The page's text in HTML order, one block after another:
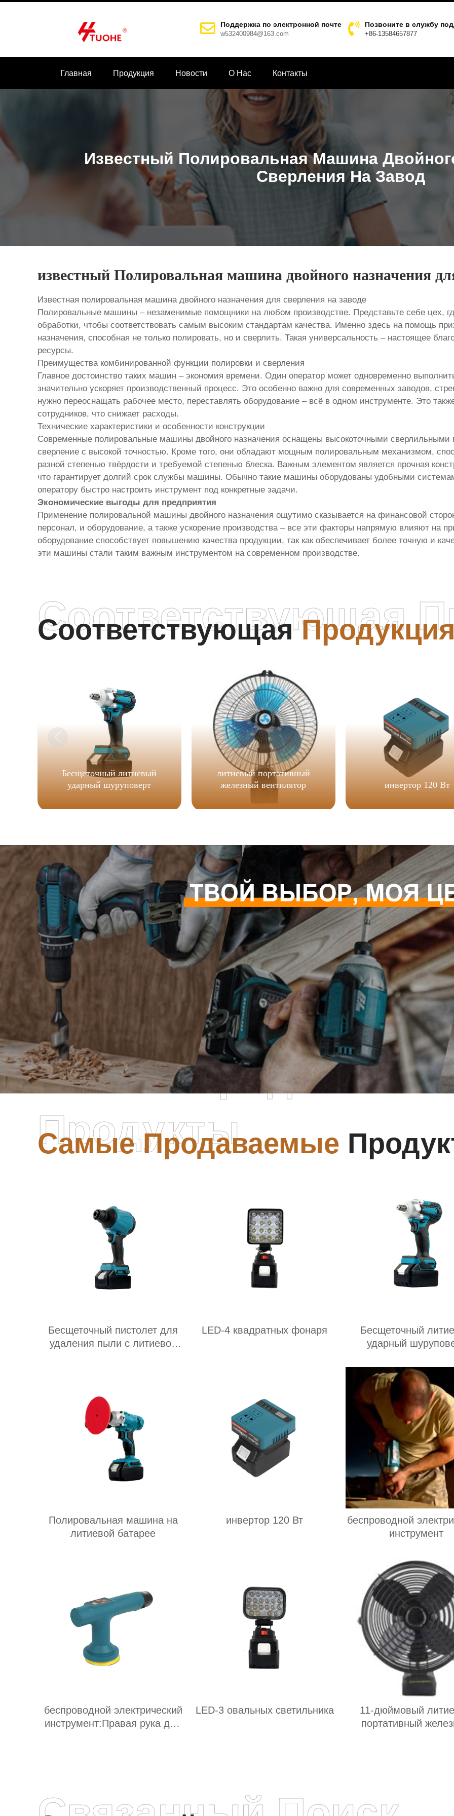
Поддержка по электронной почте
w532400984@163.com
Позвоните в службу
+86-13584657877
Главная Продукция Новости О Hас Контакты
Известный Полировальная Машина
Сверления На Завод
известный Полировальная машина двойного назначения
Известная полировальная машина двойного назначения для сверления на заводе
Полировальные машины – незаменимые помощники на любом производстве. Представьте себе цех,
обработки, чтобы соответствовать самым высоким стандартам качества. Именно здесь на помощь
назначения, способная не только полировать, но и сверлить. Такая универсальность – настоящее
ресурсы.
Преимущества комбинированной функции полировки и сверления
Главное достоинство таких машин – экономия времени. Один оператор может одновременно
значительно ускоряет производственный процесс. Это особенно важно для современных заводов,
нужно переоснащать рабочее место, переставлять оборудование – всё в одном инструменте. Это
сотрудников, что снижает расходы.
Технические характеристики и особенности конструкции
Современные полировальные машины двойного назначения оснащены высокоточными сверлильными
сверление с высокой точностью. Кроме того, они обладают мощным полировальным механизмом,
разной степенью твёрдости и требуемой степенью блеска. Важным элементом является прочная
что гарантирует долгий срок службы машины. Обычно такие машины оборудованы удобными
оператору быстро настроить инструмент под конкретные задачи.
Экономические выгоды для предприятия
Применение полировальной машины двойного назначения ощутимо сказывается на финансовой
персонал, и оборудование, а также ускорение производства – все эти факторы напрямую влияют на
оборудование способствует повышению качества продукции, так как обеспечивает более точную и
эти машины стали таким важным инструментом на современном производстве.
Соответствующая
Соответствующая
Бесщеточный литиевый
ударный шуруповерт
литиевый портативный
железный вентилятор
инвертор 120 Вт
Самые Продаваемые
Самые
Продукты
Бесщеточный пистолет для
удаления пыли с литиевой
LED-4 квадратных фонаря
Бесщеточный
ударный
Полировальная машина на
литиевой батарее
инвертор 120 Вт
беспроводной
инструмент
беспроводной электрический
инструмент:Правая рука для
LED-3 овальных светильника
11-дюймовый
портативный